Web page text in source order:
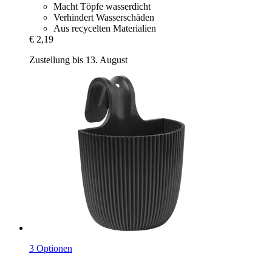
Macht Töpfe wasserdicht
Verhindert Wasserschäden
Aus recycelten Materialien
€ 2,19
Zustellung bis 13. August
3 Optionen